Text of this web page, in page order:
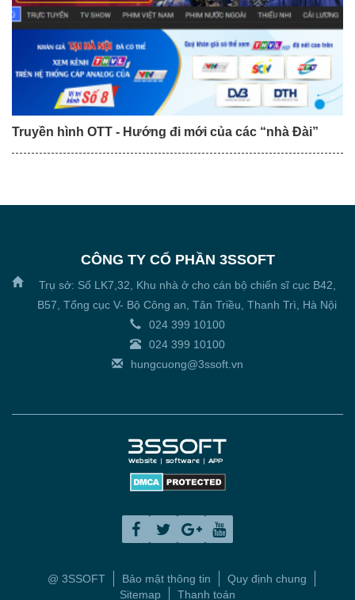
Truyền hình OTT - Hướng đi mới của các “nhà Đài”
CÔNG TY CỔ PHẦN 3SSOFT
Trụ sở: Số LK7,32, Khu nhà ở cho cán bộ chiến sĩ cục B42,
B57, Tổng cục V- Bộ Công an, Tân Triều, Thanh Trì, Hà Nội
024 399 10100
024 399 10100
hungcuong@3ssoft.vn
@ 3SSOFT Bảo mật thông tin
Quy định chung
Sitemap
Thanh toán